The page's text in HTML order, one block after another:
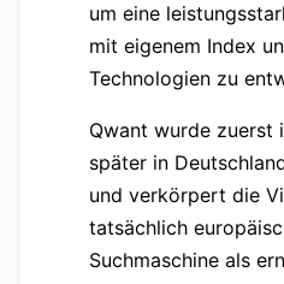
um eine
mit eigenem Index
Technologien zu
Qwant wurde zuerst
später in
und verkörpert die
tatsächlich
Suchmaschine als